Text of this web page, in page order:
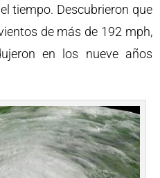
tiempo. Descubrieron que
de más de 192 mph,
en los nueve años